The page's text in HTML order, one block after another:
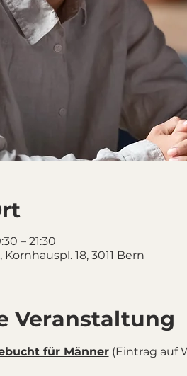
– 21:30
18, 3011 Bern
Veranstaltung
für Männer (Eintrag auf